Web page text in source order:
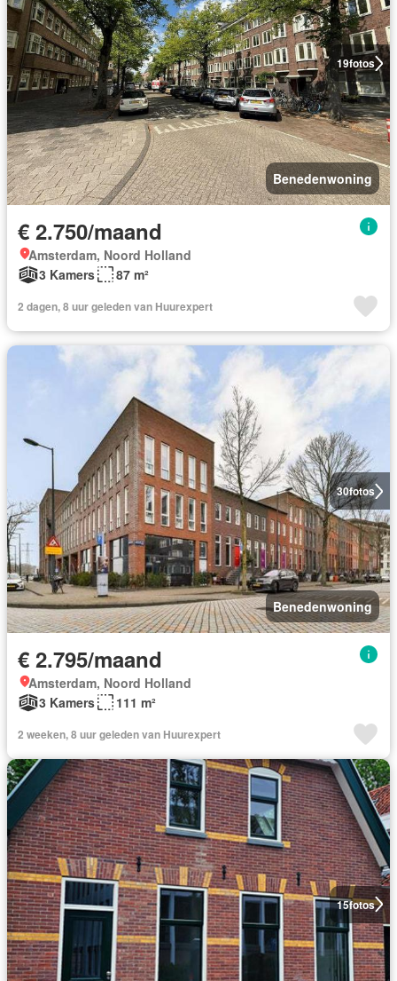
19fotos
Benedenwoning
€ 2.750/maand
Amsterdam, Noord Holland
3 Kamers
87 m²
2 dagen, 8 uur geleden van Huurexpert
30fotos
Benedenwoning
€ 2.795/maand
Amsterdam, Noord Holland
3 Kamers
111 m²
2 weeken, 8 uur geleden van Huurexpert
15fotos